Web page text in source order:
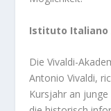
Istituto Italiano
Die Vivaldi-
Antonio Vivaldi,
Kursjahr an